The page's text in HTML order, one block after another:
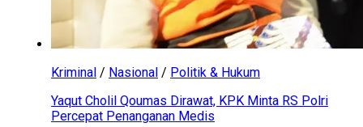
Kriminal / Nasional / Politik & Hukum
Yaqut Cholil Qoumas Dirawat, KPK Minta RS Polri
Percepat Penanganan Medis